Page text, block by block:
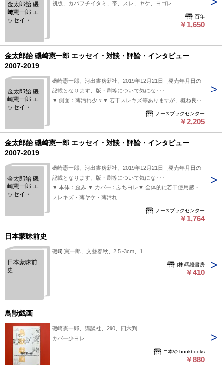
金太郎飴 磯
﨑憲一郎 エ
ッセイ・対
ー 2007-
2019
初版、カバフチイタミ、帯、スレ、ヤケ、ヨゴレ
百年
￥1,650
金太郎飴 磯崎憲一郎 エッセイ・対談・評論・インタビュー
2007-2019
金太郎飴 磯
崎憲一郎 エ
ッセイ・対
ー 2007-
2019
磯崎憲一郎、河出書房新社、2019年12月21日（発売年月日の
記載となります、版・刷等について気にな･･･
▼ 側面：薄汚れ少々▼ 若干スレキズ等ありますが、概ね良好
ノースブックセンター
￥2,205
金太郎飴 磯崎憲一郎 エッセイ・対談・評論・インタビュー
2007-2019
金太郎飴 磯
崎憲一郎 エ
ッセイ・対
ー 2007-
2019
磯崎憲一郎、河出書房新社、2019年12月21日（発売年月日の
記載となります、版・刷等について気にな･･･
▼ 本体：歪み ▼ カバー：ふちヨレ▼ 全体的に若干使用感・
スレキズ・薄ヤケ・薄汚れ
ノースブックセンター
￥1,764
日本蒙昧前史
日本蒙昧前
史
磯﨑 憲一郎、文藝春秋、2.5~3cm、1
(株)馬燈書房
￥410
鳥獣戯画
磯崎憲一郎、講談社、290、四六判
カバー少ヨレ
コ本や honkbooks
￥880